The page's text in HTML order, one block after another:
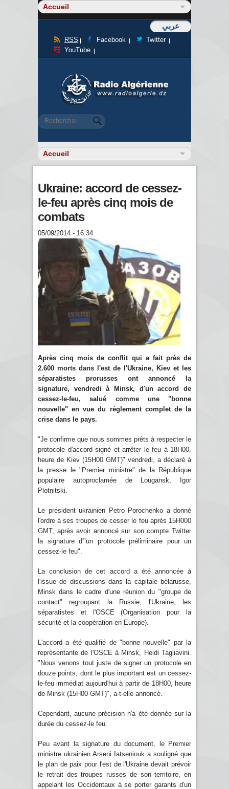
عربي
RSS Facebook
Twitter
YouTube
Formulaire de recherche
Rechercher
Ukraine: accord de cessez-
le-feu après cinq mois de
combats
05/09/2014 - 16:34
Après cinq mois de conflit qui a fait près de
2.600 morts dans l'est de l'Ukraine, Kiev et les
séparatistes prorusses ont annoncé la
signature, vendredi à Minsk, d'un accord de
cessez-le-feu, salué comme une "bonne
nouvelle" en vue du règlement complet de la
crise dans le pays.
"Je confirme que nous sommes prêts à respecter le
protocole d'accord signé et arrêter le feu à 18H00,
heure de Kiev (15H00 GMT)" vendredi, a déclaré à
la presse le "Premier ministre" de la République
populaire autoproclamée de Lougansk, Igor
Plotnitski.
Le président ukrainien Petro Porochenko a donné
l'ordre à ses troupes de cesser le feu après 15H000
GMT, après avoir annoncé sur son compte Twitter
la signature d'"un protocole préliminaire pour un
cessez-le feu".
La conclusion de cet accord a été annoncée à
l'issue de discussions dans la capitale bélarusse,
Minsk dans le cadre d'une réunion du "groupe de
contact" regroupant la Russie, l'Ukraine, les
séparatistes et l'OSCE (Organisation pour la
sécurité et la coopération en Europe).
L'accord a été qualifié de "bonne nouvelle" par la
représentante de l'OSCE à Minsk, Heidi Tagliavini.
"Nous venons tout juste de signer un protocole en
douze points, dont le plus important est un cessez-
le-feu immédiat aujourd'hui à partir de 18H00, heure
de Minsk (15H00 GMT)", a-t-elle annoncé.
Cependant, aucune précision n'a été donnée sur la
durée du cessez-le feu.
Peu avant la signature du document, le Premier
ministre ukrainien Arseni Iatseniouk a souligné que
le plan de paix pour l'est de l'Ukraine devait prévoir
le retrait des troupes russes de son territoire, en
appelant les Occidentaux à se porter garants d'un